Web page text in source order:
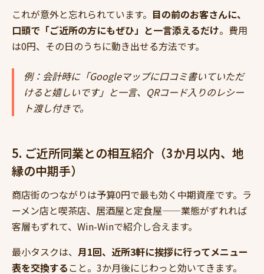
これが意外と忘れられています。 目の前のお客さんに、
口頭で「ご近所の方にもぜひ」と一言添えるだけ。費用
は0円、その日のうちに動き出せる方法です。
例：会計時に「Googleマップに口コミ書いていただ
けると嬉しいです」と一言、QRコード入りのレシー
ト渡し付きで。
5. ご近所同業との相互紹介（3か月以内、地
縁の中期手）
商店街のつながりは予算0円で最も効く中期資産です。ラ
ーメン店と喫茶店、居酒屋と定食屋——業態がずれれば
客層もずれて、Win-Winで紹介し合えます。
最小タスクは、 月1回、近所3軒に挨拶に行ってメニュー
表を交換すること。3か月後にじわっと効いてきます。